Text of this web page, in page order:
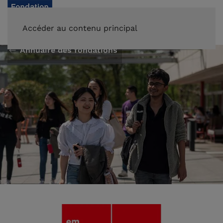
Accéder au contenu principal
Annuaire des fondations